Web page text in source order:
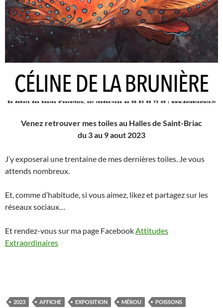
Venez retrouver mes toiles au Halles de Saint-Briac
du 3 au 9 aout 2023
J’y exposerai une trentaine de mes dernières toiles. Je vous
attends nombreux.
Et, comme d’habitude, si vous aimez, likez et partagez sur les
réseaux sociaux…
Et rendez-vous sur ma page FacebookAttitudes
Extraordinaires
2023 AFFICHE EXPOSITION MÉROU
POISSONS